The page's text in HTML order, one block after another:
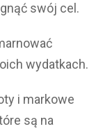
swój cel.
wydatkach.
i markowe
są na